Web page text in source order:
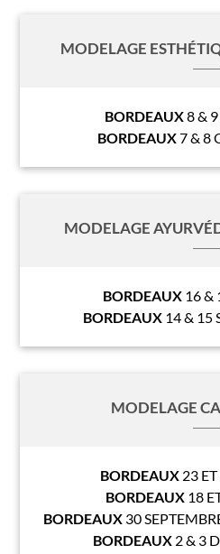
MODELAGE
BORDEAUX8 &
BORDEAUX7 & 8
MODELAGE
BORDEAUX 16 &
BORDEAUX 14 & 15
MODELAGE
BORDEAUX 23
BORDEAUX 18
BORDEAUX 30
BORDEAUX 2 & 3